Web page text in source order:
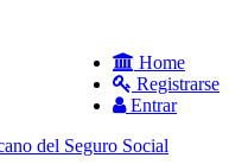
Home
Registrarse
Entrar